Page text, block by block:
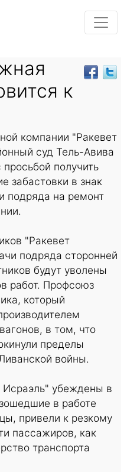
к
компании "Ракевет
суд Тель-Авива
получить
забастовки в знак
подряда на ремонт
"Ракевет
подряда сторонней
будут уволены
работ. Профсоюз
который
в том, что
пределы
войны.
убеждены в
в работе
привели к резкому
пассажиров, как
транспорта